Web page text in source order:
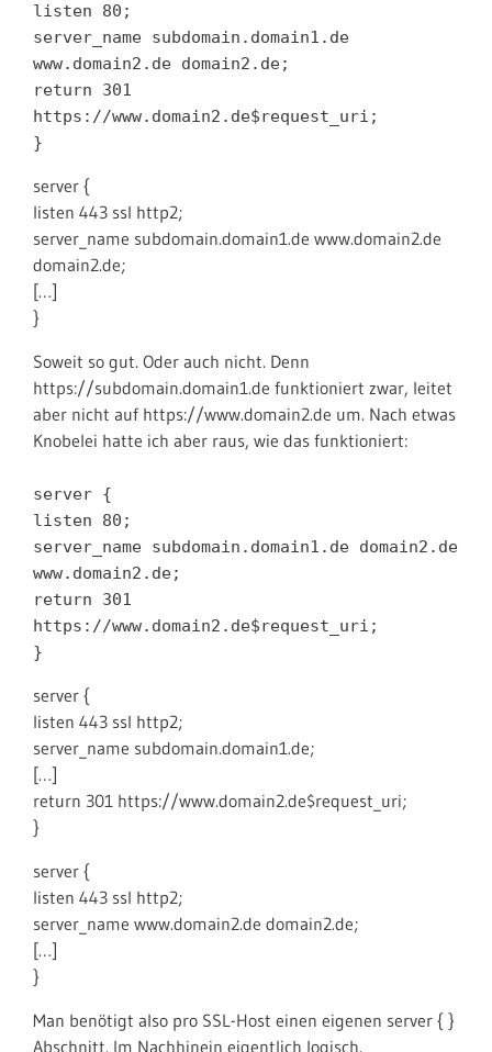
listen 80;
server_name subdomain.domain1.de
www.domain2.de domain2.de;
return 301
https://www.domain2.de$request_uri;
}
server {
listen 443 ssl http2;
server_name subdomain.domain1.de www.domain2.de
domain2.de;
[…]
}
Soweit so gut. Oder auch nicht. Denn
https://subdomain.domain1.de funktioniert zwar, leitet
aber nicht auf https://www.domain2.de um. Nach etwas
Knobelei hatte ich aber raus, wie das funktioniert:
server {
listen 80;
server_name subdomain.domain1.de domain2.de
www.domain2.de;
return 301
https://www.domain2.de$request_uri;
}
server {
listen 443 ssl http2;
server_name subdomain.domain1.de;
[…]
return 301 https://www.domain2.de$request_uri;
}
server {
listen 443 ssl http2;
server_name www.domain2.de domain2.de;
[…]
}
Man benötigt also pro SSL-Host einen eigenen server { }
Abschnitt. Im Nachhinein eigentlich logisch.